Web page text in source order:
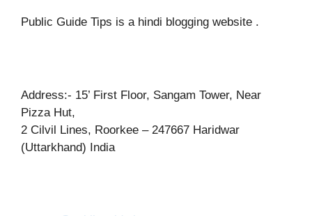
Public Guide Tips is a hindi blogging website .
Address:- 15’ First Floor, Sangam Tower, Near
Pizza Hut,
2 Cilvil Lines, Roorkee – 247667 Haridwar
(Uttarkhand) India